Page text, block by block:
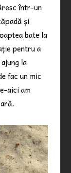
într-un
și
bate la
pentru a
la
fac un mic
aici am